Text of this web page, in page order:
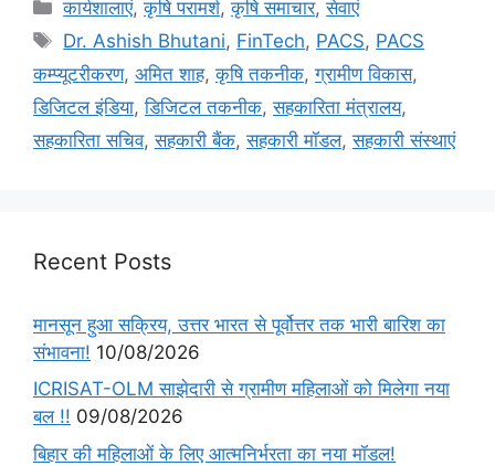
कार्यशालाएं,कृषि परामर्श,कृषि समाचार,सेवाएं
Dr. Ashish Bhutani, FinTech, PACS, PACS
कम्प्यूटरीकरण, अमित शाह,कृषि तकनीक,ग्रामीण विकास,
डिजिटल इंडिया,डिजिटल तकनीक,सहकारिता मंत्रालय,
सहकारिता सचिव,सहकारी बैंक,सहकारी मॉडल,सहकारी संस्थाएं
Recent Posts
मानसून हुआ सक्रिय, उत्तर भारत से पूर्वोत्तर तक भारी बारिश का
संभावना! 10/08/2026
ICRISAT-OLM साझेदारी से ग्रामीण महिलाओं को मिलेगा नया
बल !! 09/08/2026
बिहार की महिलाओं के लिए आत्मनिर्भरता का नया मॉडल!